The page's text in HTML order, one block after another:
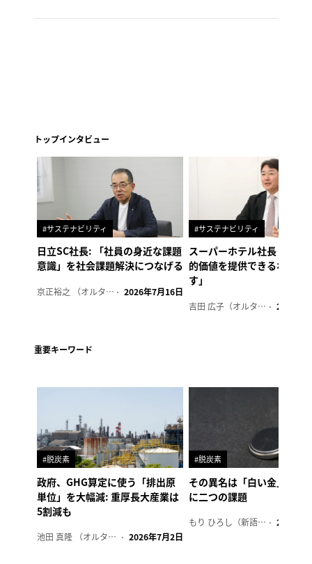
トップインタビュー
#サステナビリティ
日立SC社長: 「社員の身近な課題
意識」を社会課題解決につなげる
京正裕之 （オルタナ副編集長） 2026年7月16日
#サステナビリティ
スーパーホテル社長「地域
的価値を提供できるホテル
す」
吉田 広子（オルタナ輪番編集長） 2026年6
重要キーワード
#脱炭素
政府、GHG算定に使う「排出原
単位」を大幅減: 重厚長大産業は
5割減も
池田 真隆 （オルタナ輪番編集長） 2026年7月2日
#脱炭素
その異名は「白い金」、リ
に二つの課題
もり ひろし（新語ウォッチャー） 2023年7